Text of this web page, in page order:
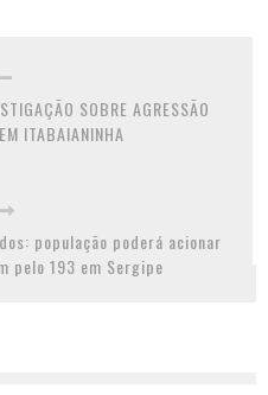
SOBRE AGRESSÃO
ITABAIANINHA
população poderá acionar
pelo 193 em Sergipe